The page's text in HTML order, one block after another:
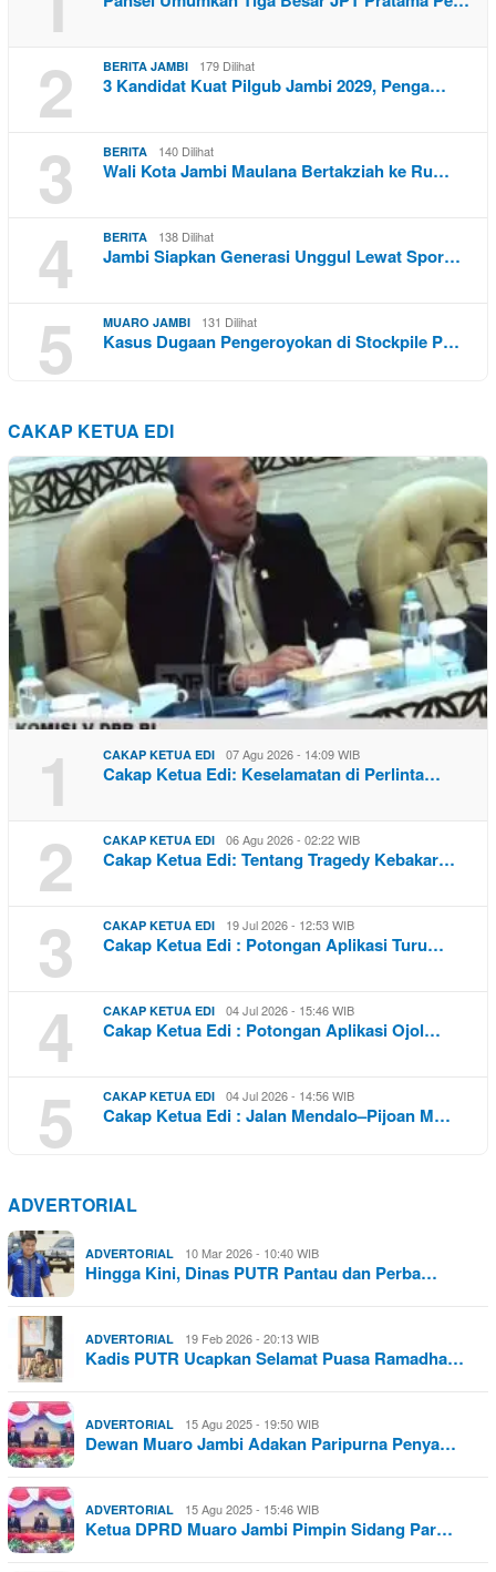
2 BERITA JAMBI 179 Dilihat
3 Kandidat Kuat Pilgub Jambi 2029, Penga…
3 BERITA 140 Dilihat
Wali Kota Jambi Maulana Bertakziah ke Ru…
4 BERITA 138 Dilihat
Jambi Siapkan Generasi Unggul Lewat Spor…
5 MUARO JAMBI 131 Dilihat
Kasus Dugaan Pengeroyokan di Stockpile P…
CAKAP KETUA EDI
1 CAKAP KETUA EDI 07 Agu 2026 - 14:09 WIB
Cakap Ketua Edi: Keselamatan di Perlinta…
2 CAKAP KETUA EDI 06 Agu 2026 - 02:22 WIB
Cakap Ketua Edi: Tentang Tragedy Kebakar…
3 CAKAP KETUA EDI 19 Jul 2026 - 12:53 WIB
Cakap Ketua Edi : Potongan Aplikasi Turu…
4 CAKAP KETUA EDI 04 Jul 2026 - 15:46 WIB
Cakap Ketua Edi : Potongan Aplikasi Ojol…
5 CAKAP KETUA EDI 04 Jul 2026 - 14:56 WIB
Cakap Ketua Edi : Jalan Mendalo–Pijoan M…
ADVERTORIAL
ADVERTORIAL 10 Mar 2026 - 10:40 WIB
Hingga Kini, Dinas PUTR Pantau dan Perba…
ADVERTORIAL 19 Feb 2026 - 20:13 WIB
Kadis PUTR Ucapkan Selamat Puasa Ramadha…
ADVERTORIAL 15 Agu 2025 - 19:50 WIB
Dewan Muaro Jambi Adakan Paripurna Penya…
ADVERTORIAL 15 Agu 2025 - 15:46 WIB
Ketua DPRD Muaro Jambi Pimpin Sidang Par…